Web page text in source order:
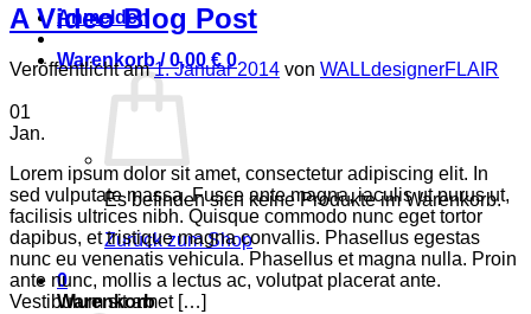
Anmelden
Warenkorb /0,00€ 0
Es befinden sich keine Produkte im Warenkorb.
Zurück zum Shop
0
Warenkorb
A Video Blog Post
Veröffentlicht am1. Januar 2014 von WALLdesignerFLAIR
01
Jan.
Lorem ipsum dolor sit amet, consectetur adipiscing elit. In
sed vulputate massa. Fusce ante magna, iaculis ut purus ut,
facilisis ultrices nibh. Quisque commodo nunc eget tortor
dapibus, et tristique magna convallis. Phasellus egestas
nunc eu venenatis vehicula. Phasellus et magna nulla. Proin
ante nunc, mollis a lectus ac, volutpat placerat ante.
Vestibulum sit amet […]